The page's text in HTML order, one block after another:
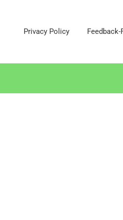
Privacy Policy